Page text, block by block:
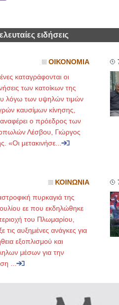
ειδήσεις
ΟΙΚΟΝΟΜΙΑ
καταγράφονται οι
των κατοίκων της
λόγω των υψηλών τιμών
καυσίμων κίνησης,
ο πρόεδρος των
Λέσβου, Γιώργος
«Οι μετακινήσε...
ΚΟΙΝΩΝΙΑ
πυρκαγιά της
εε που εκδηλώθηκε
του Πλωμαρίου,
τις αυξημένες ανάγκες για
εξοπλισμού και
μέσων για την
...